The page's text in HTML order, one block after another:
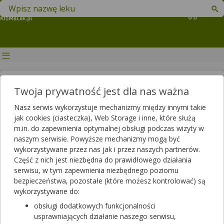
Koszyk
Znajdź lek w swojej okolicy
Fitosterole — jak wpływają na
nasze zdrowie i gdzie je
znajdziemy? Produkty bogate w
fitosterole
Publikacja: 2025-09-01 14:43 Aktualizacja: 2025-09-01 14:43
Fitosterole, inaczej zwane sterolami roślinnymi, wytwarzane są
Autor
Artykuł rekomendowany przez:
magister farmacji Bartłomiej Łuczyński
Twoja prywatność jest dla nas ważna
Nasz serwis wykorzystuje mechanizmy między innymi takie
jak cookies (ciasteczka), Web Storage i inne, które służą
m.in. do zapewnienia optymalnej obsługi podczas wizyty w
naszym serwisie. Powyższe mechanizmy mogą być
wykorzystywane przez nas jak i przez naszych partnerów.
Część z nich jest niezbędna do prawidłowego działania
serwisu, w tym zapewnienia niezbędnego poziomu
bezpieczeństwa, pozostałe (które możesz kontrolować) są
wykorzystywane do:
obsługi dodatkowych funkcjonalności
usprawniających działanie naszego serwisu,